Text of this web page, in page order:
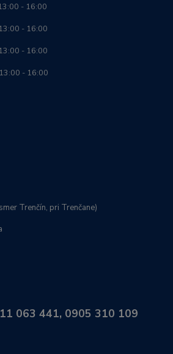
- 16:00
- 16:00
- 16:00
- 16:00
Trenčín, pri Trenčane)
063 441, 0905 310 109